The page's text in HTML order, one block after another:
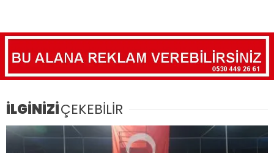
İLGİNİZİÇEKEBİLİR